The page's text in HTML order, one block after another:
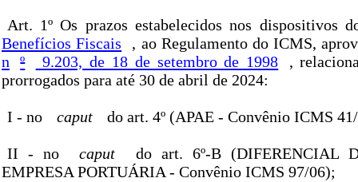
Art. 1º Os prazos estabelecidos nos dispositivos
Benefícios Fiscais
, ao Regulamento do ICMS,
n
º 9.203, de 18 de setembro de 1998
,
prorrogados para até 30 de abril de 2024:
I - no caput do art. 4º (APAE - Convênio ICMS
II - no caput
do art. 6º-B (DIFERENCIAL
EMPRESA PORTUÁRIA - Convênio ICMS 97/06);